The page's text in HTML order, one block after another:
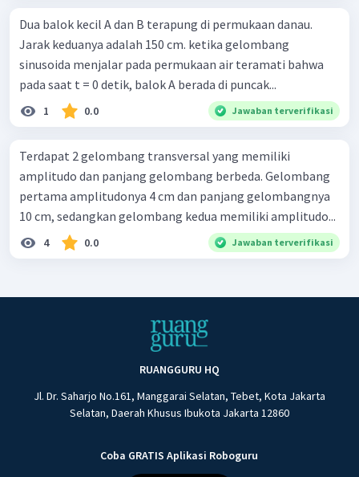
Dua balok kecil A dan B terapung di permukaan danau.
Jarak keduanya adalah 150 cm. ketika gelombang
sinusoida menjalar pada permukaan air teramati bahwa
pada saat t = 0 detik, balok A berada di puncak...
1 0.0 Jawaban terverifikasi
Terdapat 2 gelombang transversal yang memiliki
amplitudo dan panjang gelombang berbeda. Gelombang
pertama amplitudonya 4 cm dan panjang gelombangnya
10 cm, sedangkan gelombang kedua memiliki amplitudo...
4 0.0 Jawaban terverifikasi
RUANGGURU HQ
Jl. Dr. Saharjo No.161, Manggarai Selatan, Tebet, Kota Jakarta
Selatan, Daerah Khusus Ibukota Jakarta 12860
Coba GRATIS Aplikasi Roboguru